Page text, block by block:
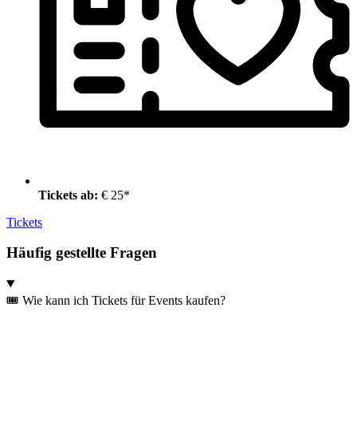
Tickets ab: € 25*
Tickets
Häufig gestellte Fragen
🎟️ Wie kann ich Tickets für Events kaufen?